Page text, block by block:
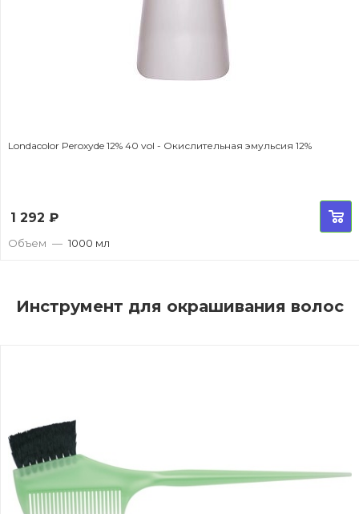
Londacolor Peroxyde 12% 40 vol - Окислительная эмульсия 12%
1 292 ₽
Объем — 1000 мл
Инструмент для окрашивания волос